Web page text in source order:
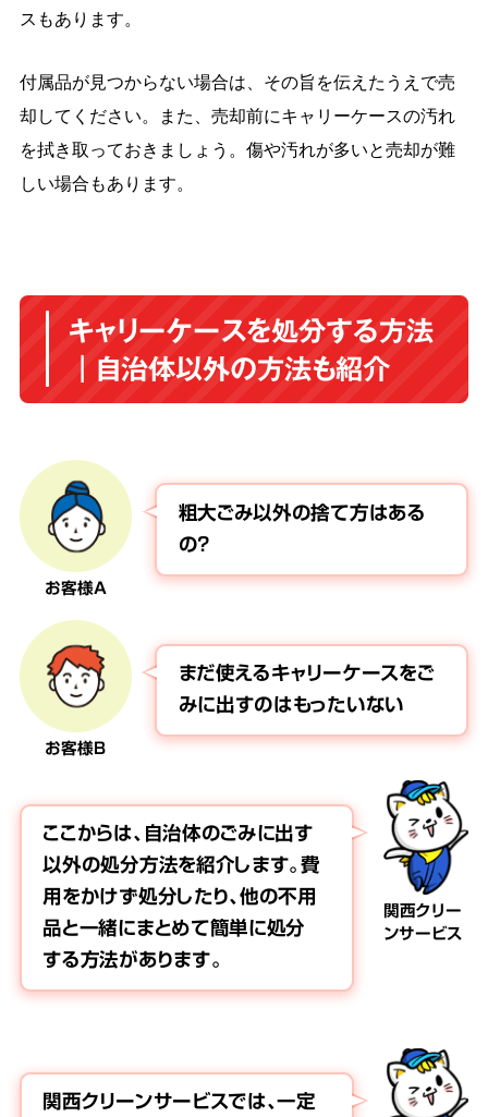
スもあります。
付属品が見つからない場合は、その旨を伝えたうえで売
却してください。また、売却前にキャリーケースの汚れ
を拭き取っておきましょう。傷や汚れが多いと売却が難
しい場合もあります。
キャリーケースを処分する方法
｜自治体以外の方法も紹介
お客様A
粗大ごみ以外の捨て方はある
の？
お客様B
まだ使えるキャリーケースをご
みに出すのはもったいない
関西クリー
ンサービス
ここからは、自治体のごみに出す
以外の処分方法を紹介します。費
用をかけず処分したり、他の不用
品と一緒にまとめて簡単に処分
する方法があります。
関西クリーンサービスでは、一定